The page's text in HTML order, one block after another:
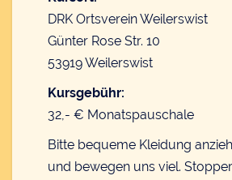
DRK Ortsverein Weilerswist
Günter Rose Str. 10
53919 Weilerswist
Kursgebühr:
32,- € Monatspauschale
Bitte bequeme Kleidung
und bewegen uns viel.